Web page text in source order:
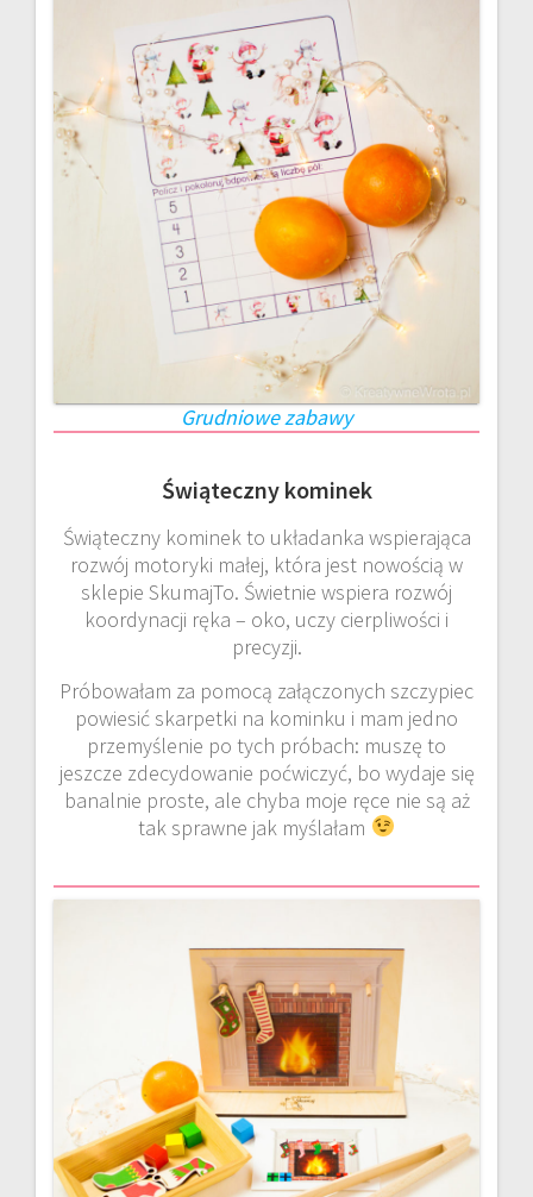
Grudniowe zabawy
Świąteczny kominek
Świąteczny kominek to układanka wspierająca
rozwój motoryki małej, która jest nowością w
sklepie SkumajTo. Świetnie wspiera rozwój
koordynacji ręka – oko, uczy cierpliwości i
precyzji.
Próbowałam za pomocą załączonych szczypiec
powiesić skarpetki na kominku i mam jedno
przemyślenie po tych próbach: muszę to
jeszcze zdecydowanie poćwiczyć, bo wydaje się
banalnie proste, ale chyba moje ręce nie są aż
tak sprawne jak myślałam